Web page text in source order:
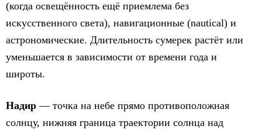
(когда освещённость ещё приемлема без
искусственного света), навигационные (nautical) и
астрономические. Длительность сумерек растёт или
уменьшается в зависимости от времени года и
широты.
Надир — точка на небе прямо противоположная
солнцу, нижняя граница траектории солнца над